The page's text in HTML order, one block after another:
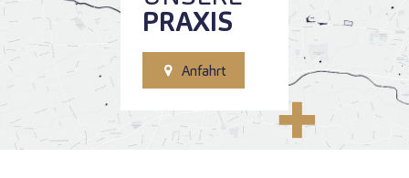
PRAXIS
Anfahrt